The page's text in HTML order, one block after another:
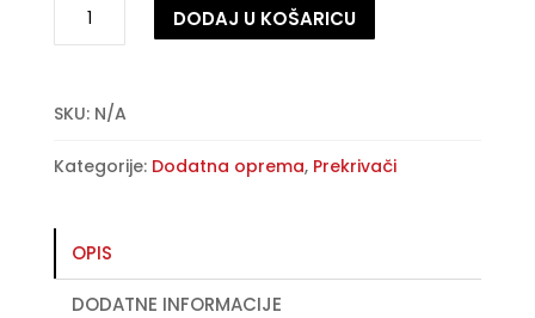
Urbano
-
količina
DODAJ U KOŠARICU
t
r
a
i
SKU: N/A
Kategorije: Dodatna oprema, Prekrivači
OPIS
DODATNE INFORMACIJE